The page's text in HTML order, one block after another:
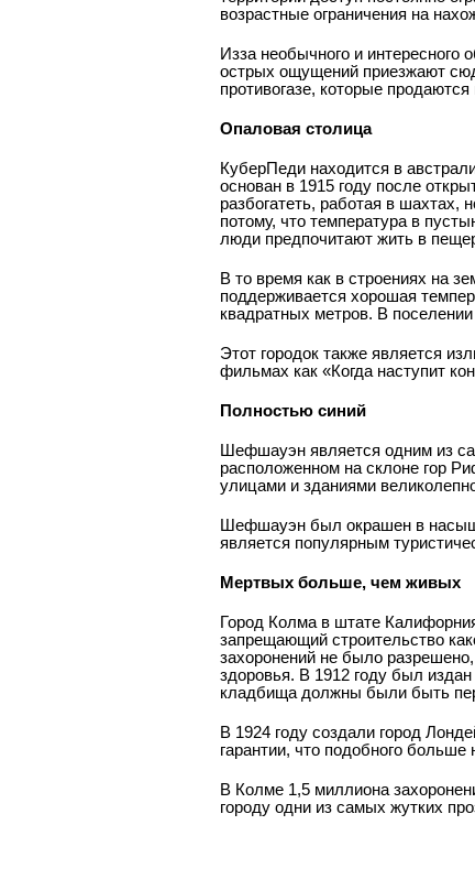
возрастные ограничения на
Из­за необычного и интересного
острых ощущений приезжают
противогазе, которые
Опаловая столица
Кубер­Педи находится в
основан в 1915 году после
разбогатеть, работая в шахтах,
потому, что температура в
люди предпочитают жить в
В то время как в строениях на
поддерживается хорошая
квадратных метров. В
Этот городок также является
фильмах как «Когда наступит
Полностью синий
Шефшауэн является одним из
расположенном на склоне гор
улицами и зданиями
Шефшауэн был окрашен в
является популярным
Мертвых больше, чем живых
Город Колма в штате
запрещающий строительство
захоронений не было
здоровья. В 1912 году был
кладбища должны были быть
В 1924 году создали город
гарантии, что подобного
В Колме 1,5 миллиона
городу одни из самых жутких